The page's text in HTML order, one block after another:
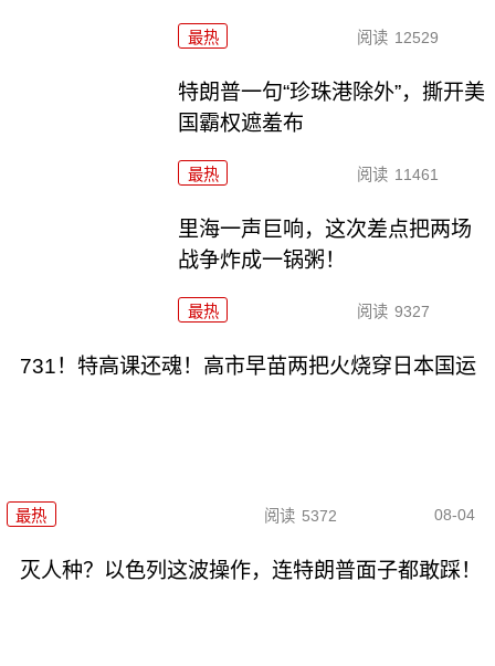
最热 阅读 12529
特朗普一句“珍珠港除外”，撕开美
国霸权遮羞布
最热 阅读 11461
里海一声巨响，这次差点把两场
战争炸成一锅粥！
最热 阅读 9327
731！特高课还魂！高市早苗两把火烧穿日本国运
最热 阅读 5372 08-04
灭人种？以色列这波操作，连特朗普面子都敢踩！